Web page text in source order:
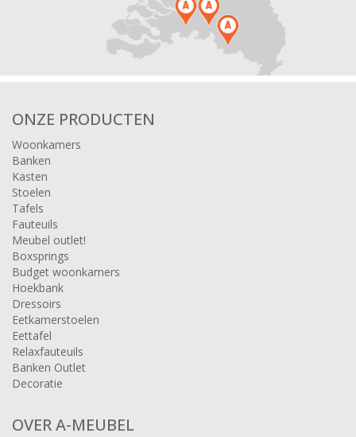
ONZE PRODUCTEN
Woonkamers
Banken
Kasten
Stoelen
Tafels
Fauteuils
Meubel outlet!
Boxsprings
Budget woonkamers
Hoekbank
Dressoirs
Eetkamerstoelen
Eettafel
Relaxfauteuils
Banken Outlet
Decoratie
OVER A-MEUBEL